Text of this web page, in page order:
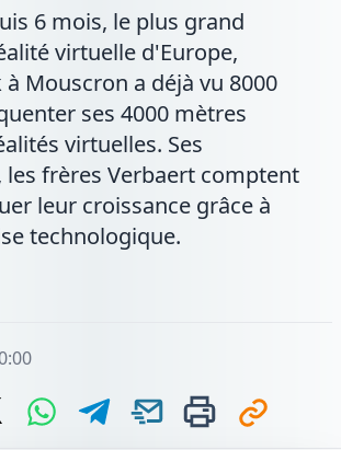
6 mois, le plus grand
virtuelle d'Europe,
Mouscron a déjà vu 8000
ses 4000 mètres
virtuelles. Ses
frères Verbaert comptent
leur croissance grâce à
technologique.